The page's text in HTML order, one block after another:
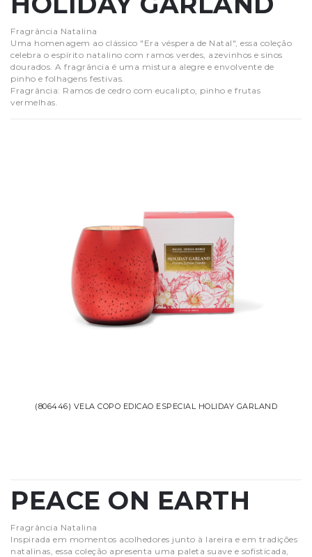
Fragrância Natalina
Uma homenagem ao clássico "Era véspera de Natal", essa coleção
celebra o espírito natalino com ramos verdes, azevinhos e sinos
dourados. A fragrância é uma mistura alegre e envolvente de
pinho e folhagens festivas.
Fragrância: Ramos de cedro com eucalipto, pinho e frutas
vermelhas.
(806446) VELA COPO EDICAO ESPECIAL HOLIDAY GARLAND
PEACE ON EARTH
Fragrância Natalina
Inspirada em momentos acolhedores junto à lareira e em tradições
natalinas, essa coleção apresenta uma paleta suave e sofisticada,